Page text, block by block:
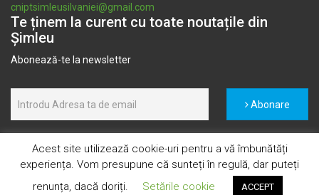
cniptsimleusilvaniei@gmail.com
Te ținem la curent cu toate noutațile din
Șimleu
Abonează-te la newsletter
Abonare
Copyright © 2021 C.N.I.P.T. Șimleu Silvaniei
Acest site utilizează cookie-uri pentru a vă îmbunătăți
experiența. Vom presupune că sunteți în regulă, dar puteți
renunța, dacă doriți.
Setările cookie ACCEPT